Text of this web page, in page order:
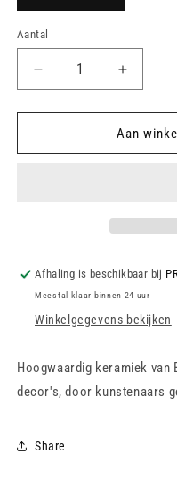
Aantal
Aantal
verlagen
voor
Dish
Aantal
voor
Teabag
Dish
Aan
Afhaling is beschikbaar bij
Meestal klaar binnen 24 uur
Winkelgegevens bekijken
Hoogwaardig keramiek van
decor's, door kunstenaars
Share